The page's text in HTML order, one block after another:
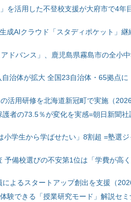
を活用した不登校支援が大府市で4年
成AIクラウド「スタディポケット」継
ドバンス」、鹿児島県霧島市の全小
治体が拡大 全国23自治体・65拠点に
活用研修を北海道新冠町で実施（2026
者の73.5％が変化を実感=朝日新聞社
学生から学ばせたい」8割超 =塾選
備校選びの不安第1位は「学費が高
よるスタートアップ創出を支援（
験できる「授業研究モード」解説セ